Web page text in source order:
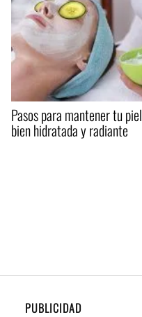
Pasos para mantener tu piel
bien hidratada y radiante
PUBLICIDAD